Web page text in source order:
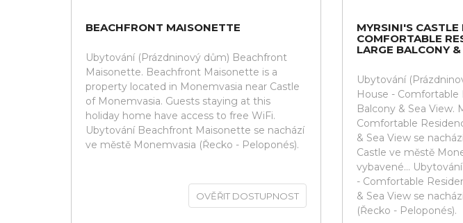
BEACHFRONT MAISONETTE
Ubytování (Prázdninový dům) Beachfront
Maisonette. Beachfront Maisonette is a
property located in Monemvasia near Castle
of Monemvasia. Guests staying at this
holiday home have access to free WiFi.
Ubytování Beachfront Maisonette se nachází
ve městě Monemvasia (Řecko - Peloponés).
OVĚŘIT DOSTUPNOST
MYRSINI'S CASTLE
COMFORTABLE
LARGE BALCONY
Ubytování
House -
Balcony & Sea View.
Comfortable
& Sea View se
Castle ve městě
vybavené...
- Comfortable
& Sea View se
(Řecko - Peloponés).